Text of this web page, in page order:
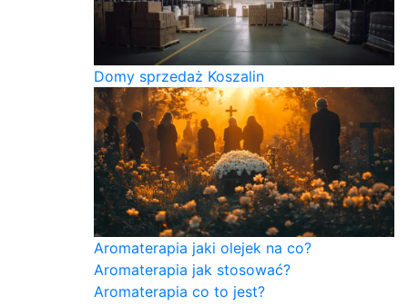
Domy sprzedaż Koszalin
Aromaterapia jaki olejek na co?
Aromaterapia jak stosować?
Aromaterapia co to jest?